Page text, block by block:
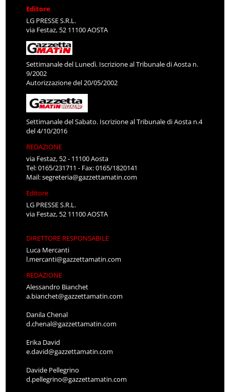
Editore
LG PRESSE S.R.L.
via Festaz, 52 11100 AOSTA
Settimanale del Lunedì. Iscrizione al Tribunale di Aosta n.
9/2002
Autorizzazione del 20/05/2002
Settimanale del Sabato. Iscrizione al Tribunale di Aosta n.4
del 4/10/2016
REDAZIONE
via Festaz, 52 - 11100 Aosta
Tel: 0165/231711 - Fax: 0165/1820141
Mail:segreteria@gazzettamatin.com
Editore
LG PRESSE S.R.L.
via Festaz, 52 11100 AOSTA
DIRETTORE RESPONSABILE
Luca Mercanti
l.mercanti@gazzettamatin.com
REDAZIONE
Alessandro Bianchet
a.bianchet@gazzettamatin.com
Danila Chenal
d.chenal@gazzettamatin.com
Erika David
e.david@gazzettamatin.com
Davide Pellegrino
d.pellegrino@gazzettamatin.com